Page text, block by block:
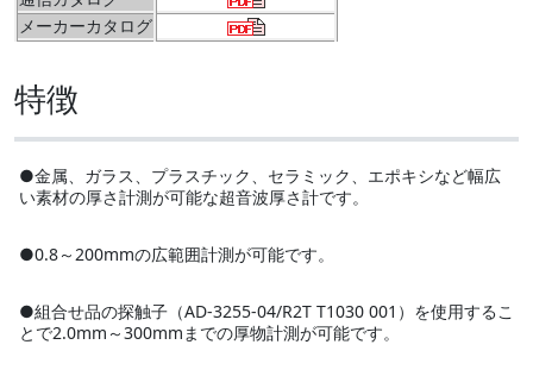
メーカーカタログ
特徴
●金属、ガラス、プラスチック、セラミック、エポキシなど幅広
い素材の厚さ計測が可能な超音波厚さ計です。
●0.8～200mmの広範囲計測が可能です。
●組合せ品の探触子（AD-3255-04/R2T T1030 001）を使用するこ
とで2.0mm～300mmまでの厚物計測が可能です。